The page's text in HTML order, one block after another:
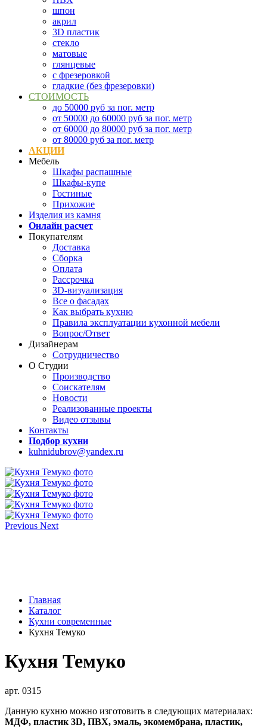
шпон
акрил
3D пластик
стекло
матовые
глянцевые
с фрезеровкой
гладкие (без фрезеровки)
СТОИМОСТЬ
до 50000 руб за пог. метр
от 50000 до 60000 руб за пог. метр
от 60000 до 80000 руб за пог. метр
от 80000 руб за пог. метр
АКЦИИ
Мебель
Шкафы распашные
Шкафы-купе
Гостиные
Прихожие
Изделия из камня
Онлайн расчет
Покупателям
Доставка
Сборка
Оплата
Рассрочка
3D-визуализация
Все о фасадах
Как выбрать кухню
Правила эксплуатации кухонной мебели
Вопрос/Ответ
Дизайнерам
Сотрудничество
О Студии
Производство
Соискателям
Новости
Реализованные проекты
Видео отзывы
Контакты
Подбор кухни
kuhnidubrov@yandex.ru
Previous Next
Главная
Каталог
Кухни современные
Кухня Темуко
Кухня Темуко
арт. 0315
Данную кухню можно изготовить в следующих материалах:
МДФ, пластик 3D, ПВХ, эмаль, экомембрана, пластик,